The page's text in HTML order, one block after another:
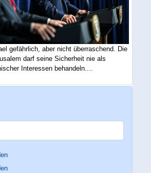
gefährlich, aber nicht überraschend. Die
darf seine Sicherheit nie als
Interessen behandeln....